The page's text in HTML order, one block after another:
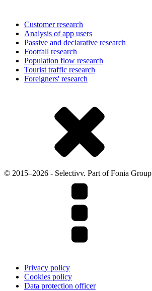
Customer research
Analysis of app users
Passive and declarative research
Footfall research
Population flow research
Tourist traffic research
Foreigners' research
© 2015–2026 - Selectivv. Part of Fonia Group
Privacy policy
Cookies policy
Data protection officer